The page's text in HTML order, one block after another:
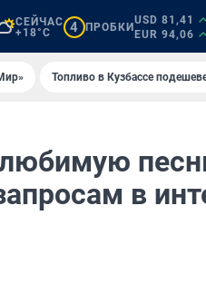
СЕЙЧАС
+18°C
4 ПРОБКИ
USD 81,41
EUR 94,06
Топливо в Кузбассе
любимую
в